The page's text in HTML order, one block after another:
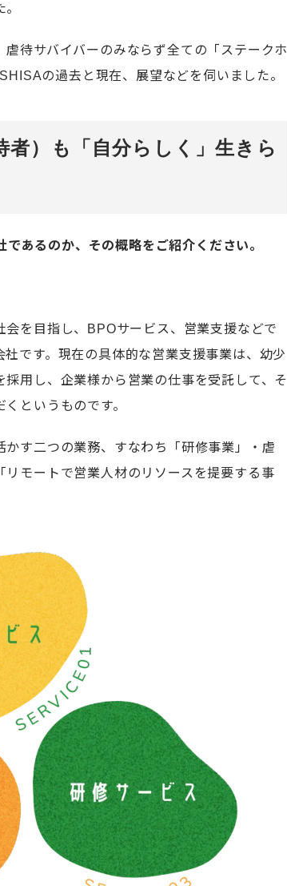
待サバイバーのみならず全ての「ステークホ
の過去と現在、展望などを伺いました。
者）も「自分らしく」生きら
あるのか、その概略をご紹介ください。
を目指し、BPOサービス、営業支援などで
です。現在の具体的な営業支援事業は、幼少
用し、企業様から営業の仕事を受託して、そ
というものです。
す二つの業務、すなわち「研修事業」・虐
モートで営業人材のリソースを提要する事